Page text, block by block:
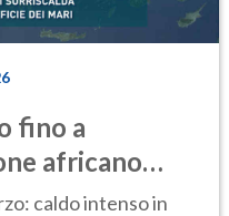
fino a
africano
caldo intenso in